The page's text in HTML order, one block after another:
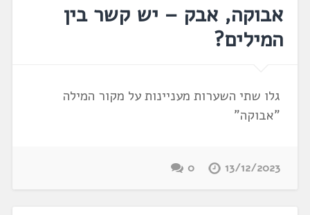
אבוקה, אבק – יש קשר בין
המילים?
גלו שתי השערות מעניינות על מקור המילה
"אבוקה"
13/12/2023
0